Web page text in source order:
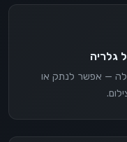
גלריה
— אפשר לנתק או